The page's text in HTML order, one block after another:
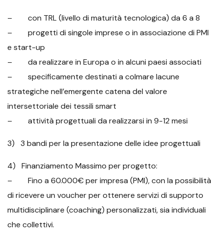
– con TRL (livello di maturità tecnologica) da 6 a 8
– progetti di singole imprese o in associazione di PMI
e start-up
– da realizzare in Europa o in alcuni paesi associati
– specificamente destinati a colmare lacune
strategiche nell’emergente catena del valore
intersettoriale dei tessili smart
– attività progettuali da realizzarsi in 9-12 mesi
3) 3 bandi per la presentazione delle idee progettuali
4) Finanziamento Massimo per progetto:
– Fino a 60.000€ per impresa (PMI), con la possibilità
di ricevere un voucher per ottenere servizi di supporto
multidisciplinare (coaching) personalizzati, sia individuali
che collettivi.